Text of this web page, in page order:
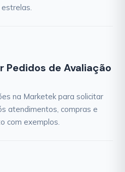
Pedidos de Avaliação
na Marketek para solicitar
atendimentos, compras e
com exemplos.